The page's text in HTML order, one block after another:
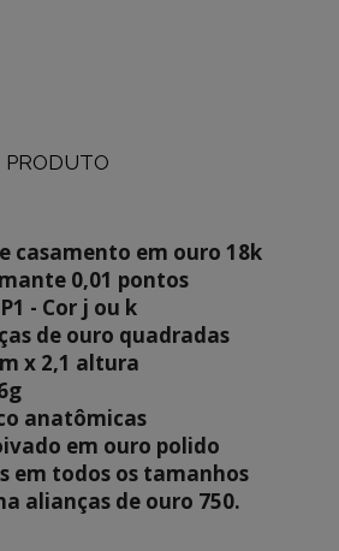
PRODUTO
casamento em ouro 18k
0,01 pontos
- Cor j ou k
de ouro quadradas
x 2,1 altura
anatômicas
em ouro polido
em todos os tamanhos
alianças de ouro 750.